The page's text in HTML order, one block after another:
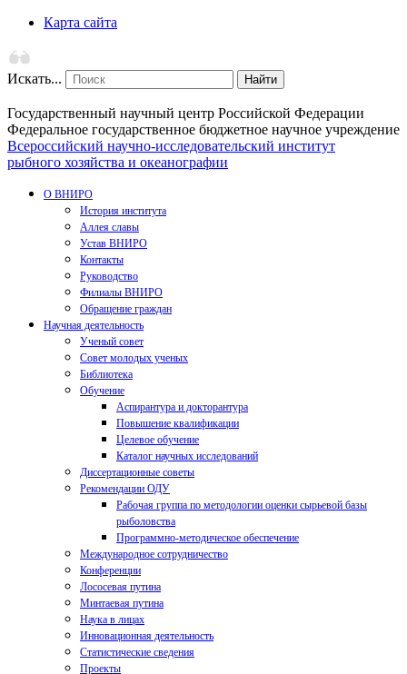
Карта сайта
Искать... Найти
Государственный научный центр Российской Федерации
Федеральное государственное бюджетное научное учреждение
Всероссийский научно-исследовательский институт
рыбного хозяйства и океанографии
О ВНИРО
История института
Аллея славы
Устав ВНИРО
Контакты
Руководство
Филиалы ВНИРО
Обращение граждан
Научная деятельность
Ученый совет
Совет молодых ученых
Библиотека
Обучение
Аспирантура и докторантура
Повышение квалификации
Целевое обучение
Каталог научных исследований
Диссертационные советы
Рекомендации ОДУ
Рабочая группа по методологии оценки сырьевой базы
рыболовства
Программно-методическое обеспечение
Международное сотрудничество
Конференции
Лососевая путина
Минтаевая путина
Наука в лицах
Инновационная деятельность
Статистические сведения
Проекты